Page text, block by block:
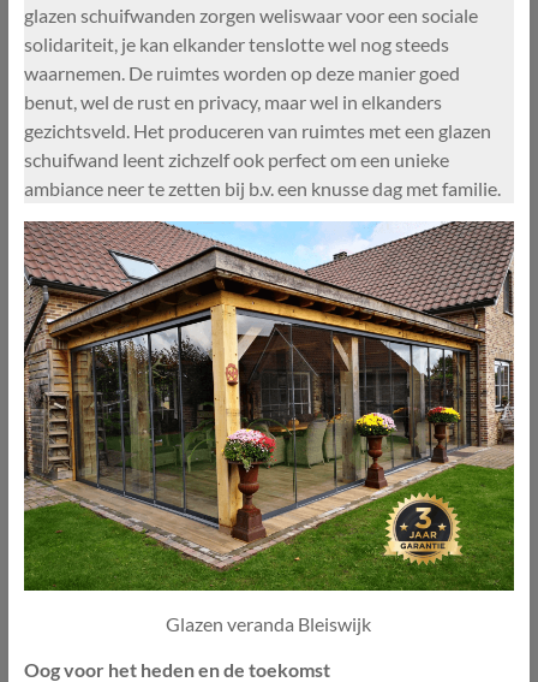
glazen schuifwanden zorgen weliswaar voor een sociale
solidariteit, je kan elkander tenslotte wel nog steeds
waarnemen. De ruimtes worden op deze manier goed
benut, wel de rust en privacy, maar wel in elkanders
gezichtsveld. Het produceren van ruimtes met een glazen
schuifwand leent zichzelf ook perfect om een unieke
ambiance neer te zetten bij b.v. een knusse dag met familie.
Glazen veranda Bleiswijk
Oog voor het heden en de toekomst